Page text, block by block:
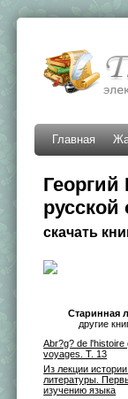
Главная
скачать
Старинная
другие
Abr?g? de l'histoire
voyages. T. 13
Из лекции
литературы.
изучению языка